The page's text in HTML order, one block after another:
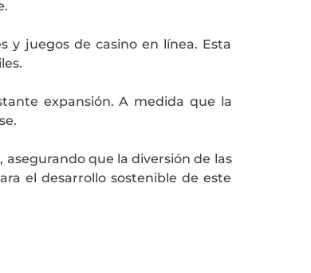
y juegos de casino en línea. Esta
expansión. A medida que la
que la diversión de las
el desarrollo sostenible de este